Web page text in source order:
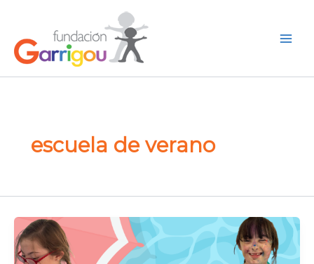
contenido
Buscar
escuela de verano